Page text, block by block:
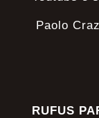
Paolo
RUFUS